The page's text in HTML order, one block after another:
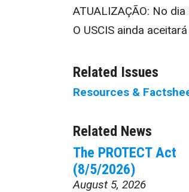
ATUALIZAÇÃO: No
O USCIS ainda
Related Issues
Resources &
Related News
The PROTECT Act
(8/5/2026)
August 5, 2026